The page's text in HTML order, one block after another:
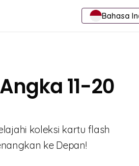
Bahasa
11-20
koleksi kartu flash
ke Depan!